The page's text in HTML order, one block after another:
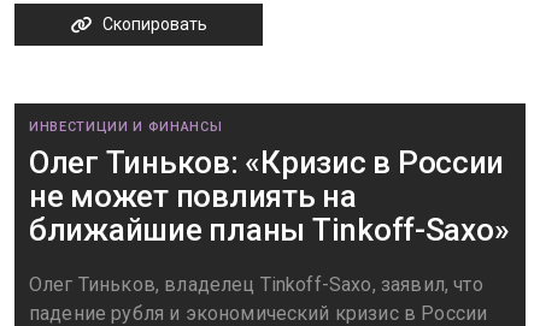
Скопировать
ИНВЕСТИЦИИ И ФИНАНСЫ
Олег Тиньков: «Кризис в России
не может повлиять на
ближайшие планы Tinkoff-Saxo»
Олег Тиньков, владелец Tinkoff-Saxo, заявил, что
падение рубля и экономический кризис в России